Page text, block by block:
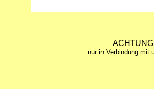
nur in Verbindung mit